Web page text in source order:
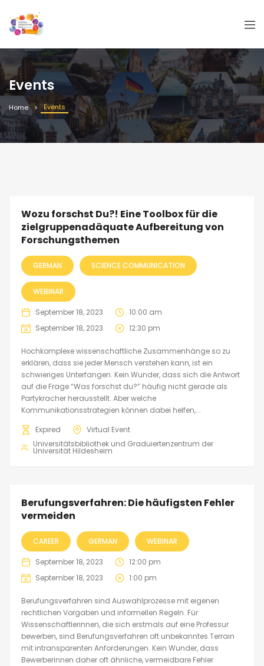
Events
Home Events
Wozu forschst Du?! Eine Toolbox für die
zielgruppenadäquate Aufbereitung von
Forschungsthemen
GERMAN SCIENCE COMMUNICATION
WEBINAR
September 18, 2023
10:00 am
September 18, 2023
12:30 pm
Hochkomplexe wissenschaftliche Zusammenhänge so zu
erklären, dass sie jeder Mensch verstehen kann, ist ein
schwieriges Unterfangen. Kein Wunder, dass sich die Antwort
auf die Frage “Was forschst du?” häufig nicht gerade als
Partykracher herausstellt. Aber welche
Kommunikationsstrategien können dabei helfen,...
Expired
Virtual Event
Universitätsbibliothek und Graduiertenzentrum der
Universität Hildesheim
Berufungsverfahren: Die häufigsten Fehler
vermeiden
CAREER GERMAN WEBINAR
September 18, 2023
12:00 pm
September 18, 2023
1:00 pm
Berufungsverfahren sind Auswahlprozesse mit eigenen
rechtlichen Vorgaben und informellen Regeln. Für
Wissenschaftlerinnen, die sich erstmals auf eine Professur
bewerben, sind Berufungsverfahren oft unbekanntes Terrain
mit intransparenten Anforderungen. Kein Wunder, dass
Bewerberinnen daher oft ähnliche, vermeidbare Fehler